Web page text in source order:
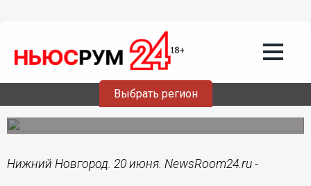
Выбрать регион
Черышев вновь признан лучшим
игроком матча ЧМ-2018
Полузащитник российской сборной отметился голом во
втором тайме матча сборных России и Египта.
Нижний Новгород. 20 июня. NewsRoom24.ru -